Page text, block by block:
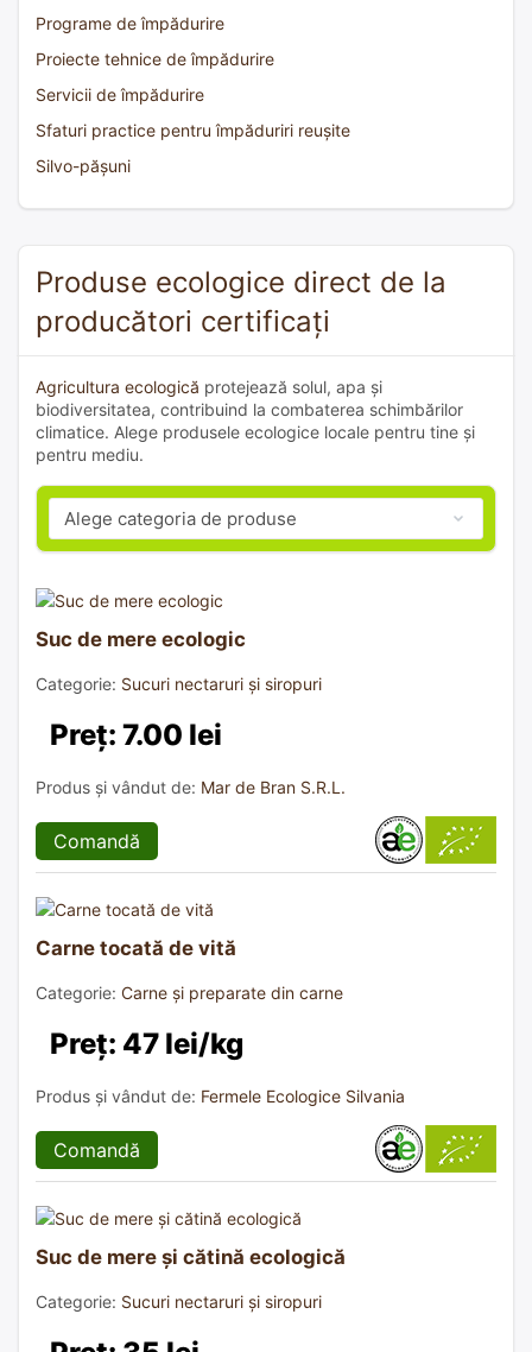
Programe de împădurire
Proiecte tehnice de împădurire
Servicii de împădurire
Sfaturi practice pentru împăduriri reușite
Silvo-pășuni
Produse ecologice direct de la
producători certificați
Agricultura ecologică protejează solul, apa și
biodiversitatea, contribuind la combaterea schimbărilor
climatice. Alege produsele ecologice locale pentru tine și
pentru mediu.
Suc de mere ecologic
Categorie: Sucuri nectaruri și siropuri
Preț: 7.00 lei
Produs și vândut de: Mar de Bran S.R.L.
Comandă
Carne tocată de vită
Categorie: Carne și preparate din carne
Preț: 47 lei/kg
Produs și vândut de: Fermele Ecologice Silvania
Comandă
Suc de mere și cătină ecologică
Categorie: Sucuri nectaruri și siropuri